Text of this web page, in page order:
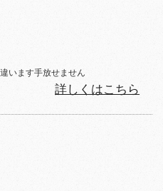
います手放せません
詳しくはこちら